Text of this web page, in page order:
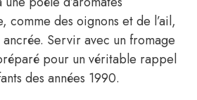
comme des oignons et de l’ail,
Servir avec un fromage
pour un véritable rappel
des années 1990.